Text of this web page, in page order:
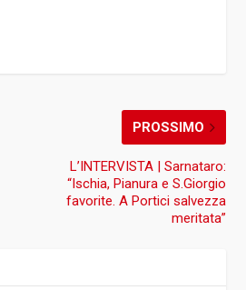
PROSSIMO
L’INTERVISTA | Sarnataro:
“Ischia, Pianura e S.Giorgio
favorite. A Portici salvezza
meritata”